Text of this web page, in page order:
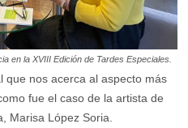
en la XVIII Edición de Tardes Especiales.
que nos acerca al aspecto más
fue el caso de la artista de
Marisa López Soria.